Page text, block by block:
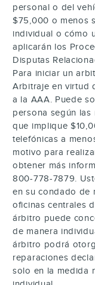
personal o del
$75,000 o menos
individual o cómo
aplicarán los
Disputas
Para iniciar un
Arbitraje en virtud
a la AAA. Puede
persona según las
que implique
telefónicas a
motivo para
obtener más
800-778-7879.
en su condado de
oficinas centrales
árbitro puede
de manera
árbitro podrá
reparaciones
solo en la medida